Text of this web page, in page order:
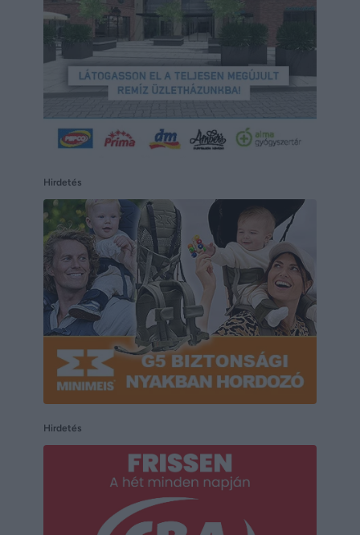
Hirdetés
Hirdetés